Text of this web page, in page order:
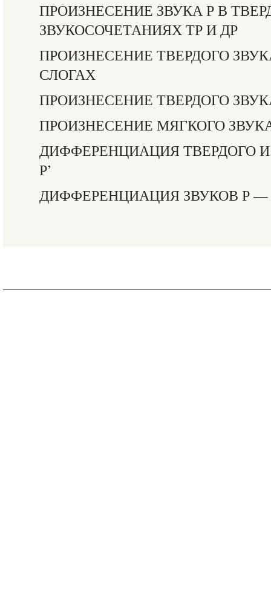
ПРОИЗНЕСЕНИЕ ЗВУКА Р В
ЗВУКОСОЧЕТАНИЯХ ТР И ДР
ПРОИЗНЕСЕНИЕ ТВЕРДОГО
СЛОГАХ
ПРОИЗНЕСЕНИЕ ТВЕРДОГО
ПРОИЗНЕСЕНИЕ МЯГКОГО
ДИФФЕРЕНЦИАЦИЯ ТВЕРДОГО
Р’
ДИФФЕРЕНЦИАЦИЯ ЗВУКОВ Р —